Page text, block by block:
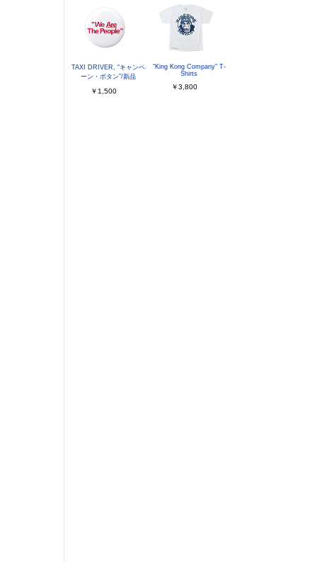
TAXI DRIVER, “キャンペ
ーン・ボタン”/新品
￥1,500
“King Kong Company” T-
Shirts
￥3,800